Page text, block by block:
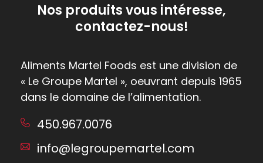
Nos produits vous intéresse,
contactez-nous!
Aliments Martel Foods est une division de
« Le Groupe Martel », oeuvrant depuis 1965
dans le domaine de l’alimentation.
450.967.0076
info@legroupemartel.com